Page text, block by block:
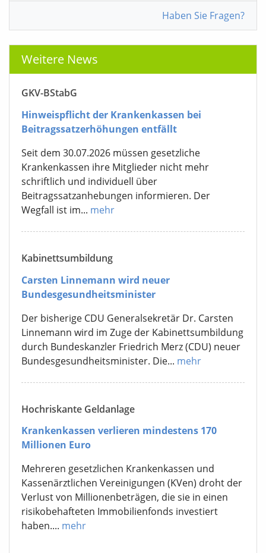
Haben Sie Fragen?
Weitere News
GKV-BStabG
Hinweispflicht der Krankenkassen bei
Beitragssatzerhöhungen entfällt
Seit dem 30.07.2026 müssen gesetzliche
Krankenkassen ihre Mitglieder nicht mehr
schriftlich und individuell über
Beitragssatzanhebungen informieren. Der
Wegfall ist im... mehr
Kabinettsumbildung
Carsten Linnemann wird neuer
Bundesgesundheitsminister
Der bisherige CDU Generalsekretär Dr. Carsten
Linnemann wird im Zuge der Kabinettsumbildung
durch Bundeskanzler Friedrich Merz (CDU) neuer
Bundesgesundheitsminister. Die... mehr
Hochriskante Geldanlage
Krankenkassen verlieren mindestens 170
Millionen Euro
Mehreren gesetzlichen Krankenkassen und
Kassenärztlichen Vereinigungen (KVen) droht der
Verlust von Millionenbeträgen, die sie in einen
risikobehafteten Immobilienfonds investiert
haben.... mehr